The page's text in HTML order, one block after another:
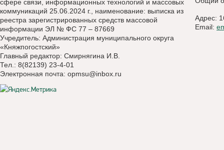
сфере связи, информационных технологий и массовых
коммуникаций 25.06.2024 г., наименование: выписка из
реестра зарегистрированных средств массовой
информации ЭЛ № ФС 77 – 87669
Учредитель: Администрация муниципального округа
«Княжпогостский»
Главный редактор: Смирнягина И.В.
Тел.: 8(82139) 23-4-01
Электронная почта: opmsu@inbox.ru
Адрес:
Email: